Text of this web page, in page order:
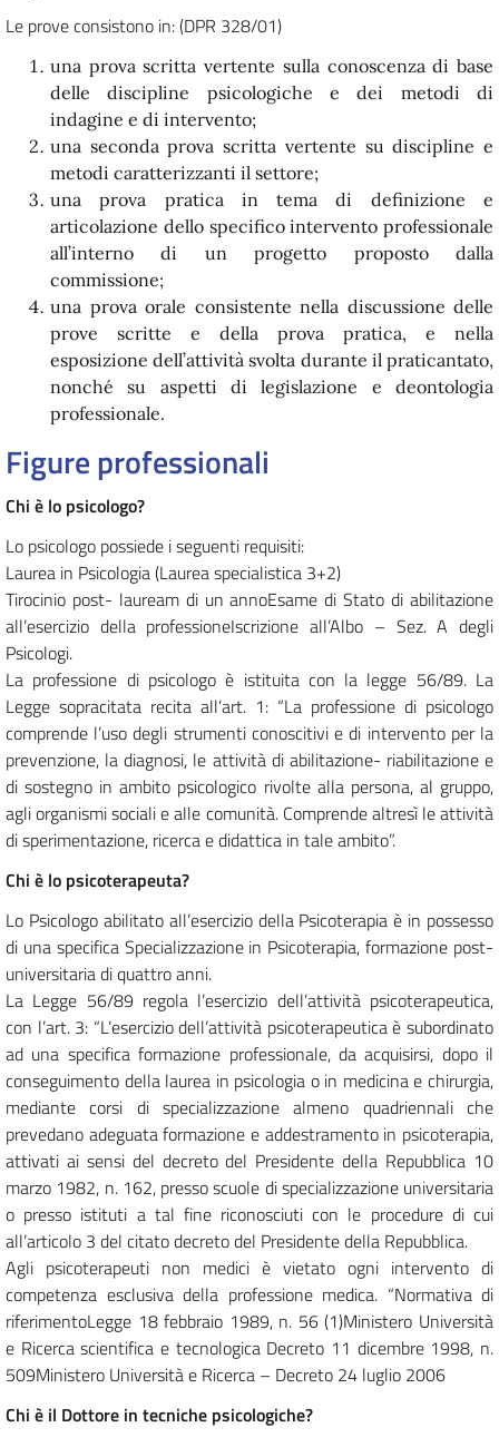
Le prove consistono in: (DPR 328/01)
una prova scritta vertente sulla conoscenza di base
delle discipline psicologiche e dei metodi di
indagine e di intervento;
una seconda prova scritta vertente su discipline e
metodi caratterizzanti il settore;
una prova pratica in tema di definizione e
articolazione dello specifico intervento professionale
all’interno di un progetto proposto dalla
commissione;
una prova orale consistente nella discussione delle
prove scritte e della prova pratica, e nella
esposizione dell’attività svolta durante il praticantato,
nonché su aspetti di legislazione e deontologia
professionale.
Figure professionali
Chi è lo psicologo?
Lo psicologo possiede i seguenti requisiti:
Laurea in Psicologia (Laurea specialistica 3+2)
Tirocinio post- lauream di un annoEsame di Stato di abilitazione
all’esercizio della professioneIscrizione all’Albo – Sez. A degli
Psicologi.
La professione di psicologo è istituita con la legge 56/89. La
Legge sopracitata recita all’art. 1: “La professione di psicologo
comprende l’uso degli strumenti conoscitivi e di intervento per la
prevenzione, la diagnosi, le attività di abilitazione- riabilitazione e
di sostegno in ambito psicologico rivolte alla persona, al gruppo,
agli organismi sociali e alle comunità. Comprende altresì le attività
di sperimentazione, ricerca e didattica in tale ambito”.
Chi è lo psicoterapeuta?
Lo Psicologo abilitato all’esercizio della Psicoterapia è in possesso
di una specifica Specializzazione in Psicoterapia, formazione post-
universitaria di quattro anni.
La Legge 56/89 regola l’esercizio dell’attività psicoterapeutica,
con l’art. 3: “L’esercizio dell’attività psicoterapeutica è subordinato
ad una specifica formazione professionale, da acquisirsi, dopo il
conseguimento della laurea in psicologia o in medicina e chirurgia,
mediante corsi di specializzazione almeno quadriennali che
prevedano adeguata formazione e addestramento in psicoterapia,
attivati ai sensi del decreto del Presidente della Repubblica 10
marzo 1982, n. 162, presso scuole di specializzazione universitaria
o presso istituti a tal fine riconosciuti con le procedure di cui
all’articolo 3 del citato decreto del Presidente della Repubblica.
Agli psicoterapeuti non medici è vietato ogni intervento di
competenza esclusiva della professione medica. “Normativa di
riferimentoLegge 18 febbraio 1989, n. 56 (1)Ministero Università
e Ricerca scientifica e tecnologica Decreto 11 dicembre 1998, n.
509Ministero Università e Ricerca – Decreto 24 luglio 2006
Chi è il Dottore in tecniche psicologiche?